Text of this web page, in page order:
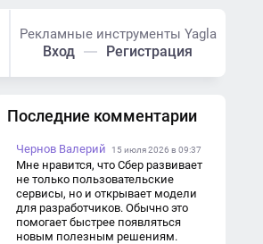
Рекламные инструменты Yagla
Вход Регистрация
Последние комментарии
Чернов Валерий 15 июля 2026 в 09:37
Мне нравится, что Сбер развивает
не только пользовательские
сервисы, но и открывает модели
для разработчиков. Обычно это
помогает быстрее появляться
новым полезным решениям.